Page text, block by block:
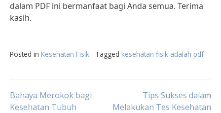
dalam PDF ini bermanfaat bagi Anda semua. Terima
kasih.
Posted in Kesehatan Fisik Tagged kesehatan fisik adalah pdf
Post
Bahaya Merokok bagi
Kesehatan Tubuh
Tips Sukses dalam
Melakukan Tes Kesehatan